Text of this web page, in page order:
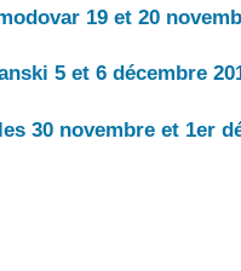
19 et 20
5 et 6 décembre
30 novembre et 1er